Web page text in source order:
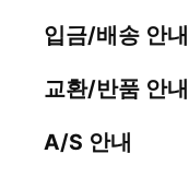
입금/배송 안내
교환/반품 안내
A/S 안내